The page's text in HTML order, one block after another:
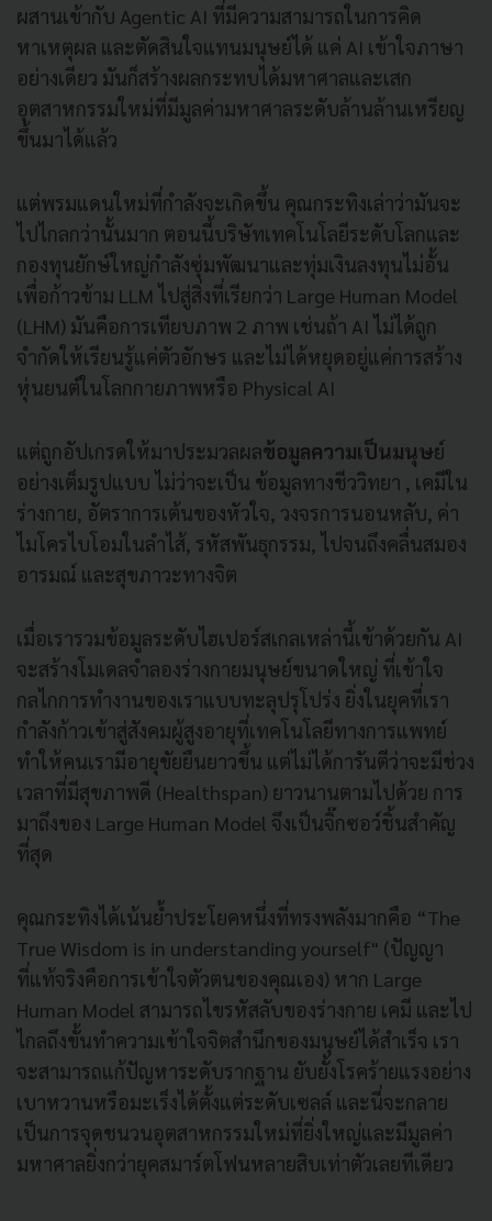
ผสานเข้ากับ Agentic AI ที่มีความสามารถในการคิด
หาเหตุผล และตัดสินใจแทนมนุษย์ได้ แค่ AI เข้าใจภาษา
อย่างเดียว มันก็สร้างผลกระทบได้มหาศาลและเสก
อุตสาหกรรมใหม่ที่มีมูลค่ามหาศาลระดับล้านล้านเหรียญ
ขึ้นมาได้แล้ว
แต่พรมแดนใหม่ที่กำลังจะเกิดขึ้น คุณกระทิงเล่าว่ามันจะ
ไปไกลกว่านั้นมาก ตอนนี้บริษัทเทคโนโลยีระดับโลกและ
กองทุนยักษ์ใหญ่กำลังซุ่มพัฒนาและทุ่มเงินลงทุนไม่อั้น
เพื่อก้าวข้าม LLM ไปสู่สิ่งที่เรียกว่า Large Human Model
(LHM) มันคือการเทียบภาพ 2 ภาพ เช่นถ้า AI ไม่ได้ถูก
จำกัดให้เรียนรู้แค่ตัวอักษร และไม่ได้หยุดอยู่แค่การสร้าง
หุ่นยนต์ในโลกกายภาพหรือ Physical AI
แต่ถูกอัปเกรดให้มาประมวลผลข้อมูลความเป็นมนุษย์
อย่างเต็มรูปแบบ ไม่ว่าจะเป็น ข้อมูลทางชีววิทยา , เคมีใน
ร่างกาย, อัตราการเต้นของหัวใจ, วงจรการนอนหลับ, ค่า
ไมโครไบโอมในลำไส้, รหัสพันธุกรรม, ไปจนถึงคลื่นสมอง
อารมณ์ และสุขภาวะทางจิต
เมื่อเรารวมข้อมูลระดับไฮเปอร์สเกลเหล่านี้เข้าด้วยกัน AI
จะสร้างโมเดลจำลองร่างกายมนุษย์ขนาดใหญ่ ที่เข้าใจ
กลไกการทำงานของเราแบบทะลุปรุโปร่ง ยิ่งในยุคที่เรา
กำลังก้าวเข้าสู่สังคมผู้สูงอายุที่เทคโนโลยีทางการแพทย์
ทำให้คนเรามีอายุขัยยืนยาวขึ้น แต่ไม่ได้การันตีว่าจะมีช่วง
เวลาที่มีสุขภาพดี (Healthspan) ยาวนานตามไปด้วย การ
มาถึงของ Large Human Model จึงเป็นจิ๊กซอว์ชิ้นสำคัญ
ที่สุด
คุณกระทิงได้เน้นย้ำประโยคหนึ่งที่ทรงพลังมากคือ “The
True Wisdom is in understanding yourself" (ปัญญา
ที่แท้จริงคือการเข้าใจตัวตนของคุณเอง) หาก Large
Human Model สามารถไขรหัสลับของร่างกาย เคมี และไป
ไกลถึงขั้นทำความเข้าใจจิตสำนึกของมนุษย์ได้สำเร็จ เรา
จะสามารถแก้ปัญหาระดับรากฐาน ยับยั้งโรคร้ายแรงอย่าง
เบาหวานหรือมะเร็งได้ตั้งแต่ระดับเซลล์ และนี่จะกลาย
เป็นการจุดชนวนอุตสาหกรรมใหม่ที่ยิ่งใหญ่และมีมูลค่า
มหาศาลยิ่งกว่ายุคสมาร์ตโฟนหลายสิบเท่าตัวเลยทีเดียว